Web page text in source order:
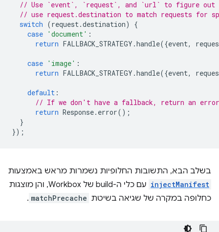
// Use `event`, `request`, and `url` to figure out
// use request.destination to match requests for
switch (request.destination)
{
case 'document' :
return FALLBACK_STRATEGY .handle({event,
case 'image' :
return FALLBACK_STRATEGY .handle({event,
default :
// If we don't have a fallback, return an error
return Response. error();
}
});
בשלב הבא, התשובות החלופיות נשמרות מראש באמצעות
injectManifest
עם כלי ה-build של Workbox, והן מוצגות
כחלופה במקרה של שגיאה בשיטת matchPrecache
.